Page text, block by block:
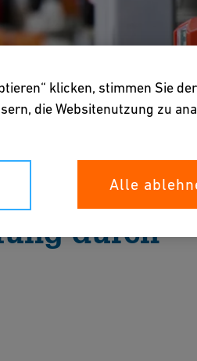
durch
helfen, erfolgreich zu sein
klicken, stimmen Sie
die Websitenutzung zu
Alle